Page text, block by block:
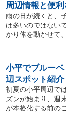
周辺情報と便
雨の日が続くと、
は多いのではない
かり体を動かせて
小平でブルー
辺スポット紹介
初夏の小平周辺で
ズンが始まり、週
が本格化する前の